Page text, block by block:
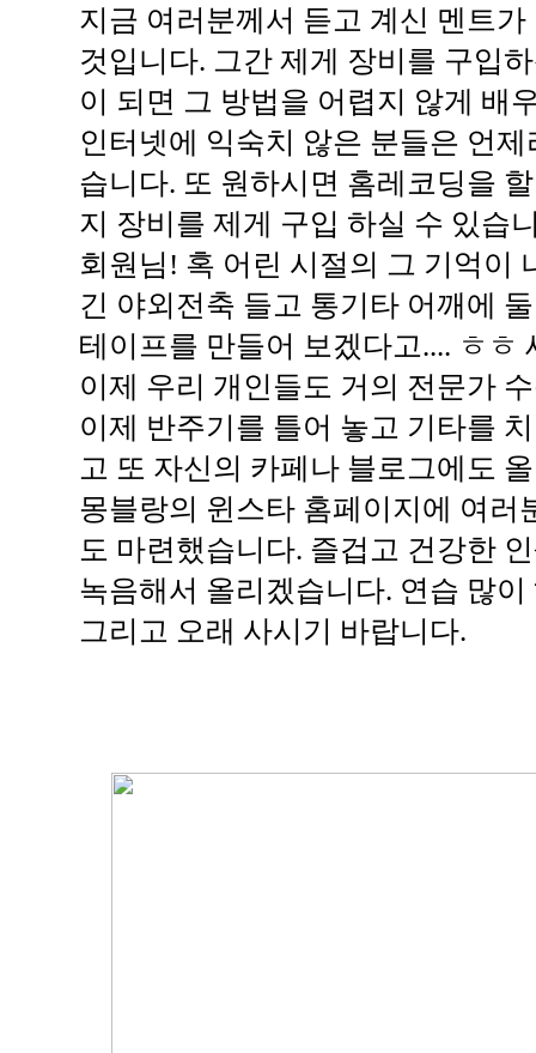
지금 여러분께서 듣고 계신 멘트
것입니다. 그간 제게 장비를 구입
이 되면 그 방법을 어렵지 않게 배
인터넷에 익숙치 않은 분들은 언
습니다. 또 원하시면 홈레코딩을
지 장비를 제게 구입 하실 수 있습
회원님! 혹 어린 시절의 그 기억이
긴 야외전축 들고 통기타 어깨에
테이프를 만들어 보겠다고.... ㅎㅎ
이제 우리 개인들도 거의 전문가
이제 반주기를 틀어 놓고 기타를
고 또 자신의 카페나 블로그에도
몽블랑의 윈스타 홈페이지에 여러
도 마련했습니다. 즐겁고 건강한
녹음해서 올리겠습니다. 연습 많이
그리고 오래 사시기 바랍니다.